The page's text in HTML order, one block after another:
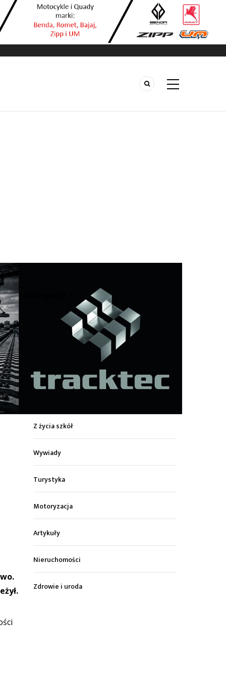
Z życia miasta
Kultura
Z życia szkół
Wywiady
Turystyka
Motoryzacja
Artykuły
Nieruchomości
Zdrowie i uroda